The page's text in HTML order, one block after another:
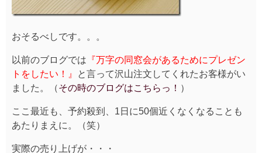
おそるべしです。。。
以前のブログでは 『万字の同窓会があるためにプレゼン
トをしたい！』
と言って沢山注文してくれたお客様がい
ました。（その時のブログはこちらっ！ ）
ここ最近も、予約殺到、1日に50個近くなくなることも
あたりまえに。（笑）
実際の売り上げが・・・